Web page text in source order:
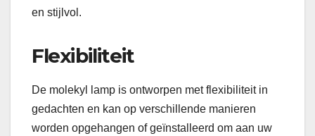
en stijlvol.
Flexibiliteit
De molekyl lamp is ontworpen met flexibiliteit in
gedachten en kan op verschillende manieren
worden opgehangen of geïnstalleerd om aan uw